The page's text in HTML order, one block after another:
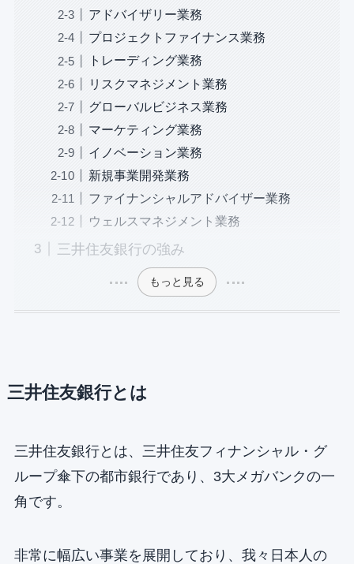
アドバイザリー業務
プロジェクトファイナンス業務
トレーディング業務
リスクマネジメント業務
グローバルビジネス業務
マーケティング業務
イノベーション業務
新規事業開発業務
ファイナンシャルアドバイザー業務
ウェルスマネジメント業務
三井住友銀行の強み
もっと見る
三井住友銀行とは
三井住友銀行とは、三井住友フィナンシャル・グ
ループ傘下の都市銀行であり、3大メガバンクの一
角です。
非常に幅広い事業を展開しており、我々日本人の